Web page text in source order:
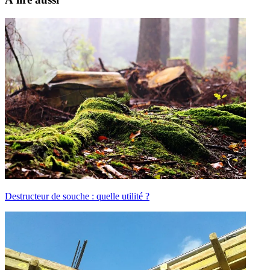
Destructeur de souche : quelle utilité ?